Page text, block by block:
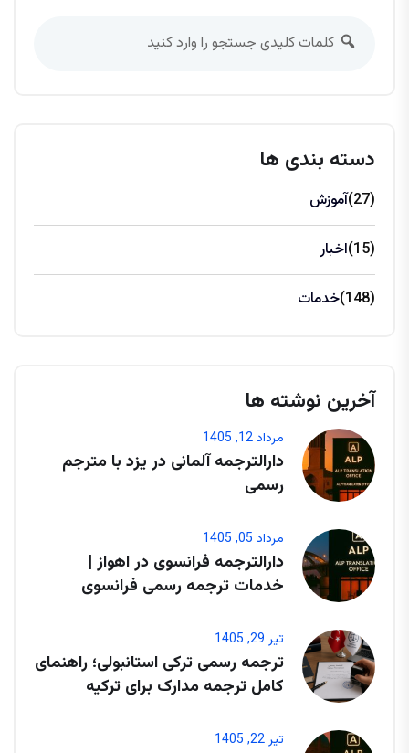
دسته بندی ها
آموزش (27)
اخبار (15)
خدمات (148)
آخرین نوشته ها
مرداد 12, 1405
دارالترجمه آلمانی در یزد با مترجم
رسمی
مرداد 05, 1405
دارالترجمه فرانسوی در اهواز |
خدمات ترجمه رسمی فرانسوی
تیر 29, 1405
ترجمه رسمی ترکی استانبولی؛ راهنمای
کامل ترجمه مدارک برای ترکیه
تیر 22, 1405